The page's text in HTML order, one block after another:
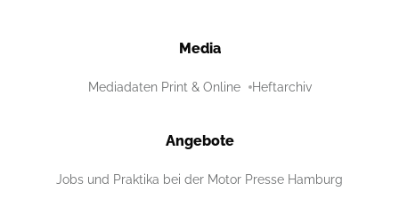
Media
Mediadaten Print & Online Heftarchiv
Angebote
Jobs und Praktika bei der Motor Presse Hamburg